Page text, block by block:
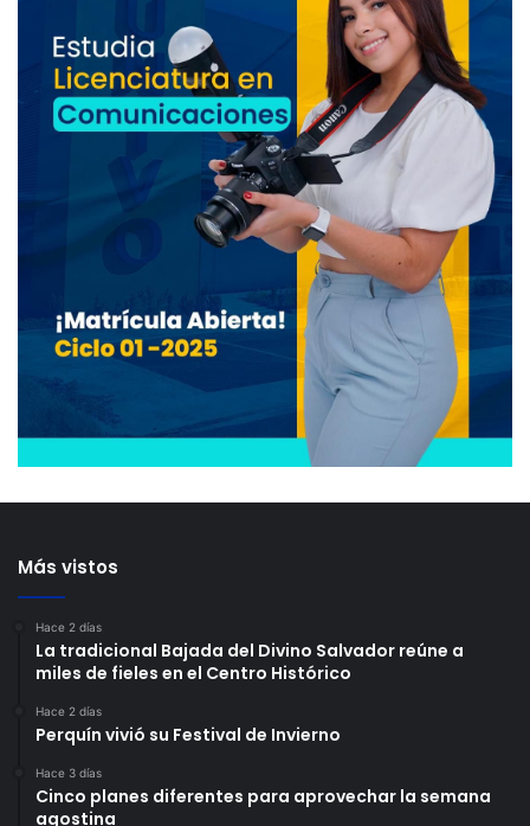
Más vistos
Hace 2 días
La tradicional Bajada del Divino Salvador reúne a
miles de fieles en el Centro Histórico
Hace 2 días
Perquín vivió su Festival de Invierno
Hace 3 días
Cinco planes diferentes para aprovechar la semana
agostina